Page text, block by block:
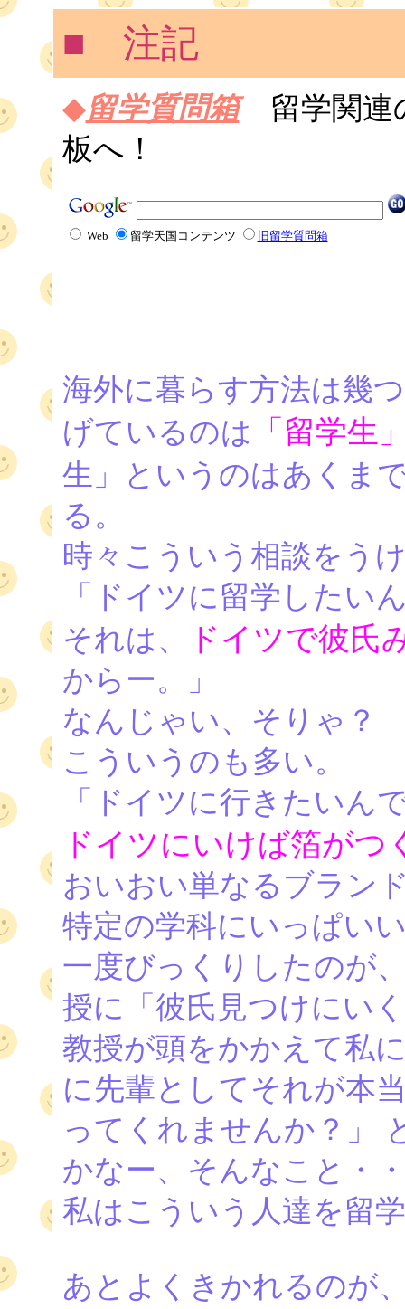
■ 注記
◆留学質問箱留学関連
板へ！
Web 留学天国コンテンツ 旧留学質問箱
海外に暮らす方法は幾
げているのは
「留学生
生」というのはあくま
る。
時々こういう相談をう
「ドイツに留学したい
それは、
ドイツで彼氏
からー。」
なんじゃい、そりゃ？
こういうのも多い。
「ドイツに行きたいん
ドイツにいけば箔がつ
おいおい単なるブラン
特定の学科にいっぱい
一度びっくりしたのが
授に「彼氏見つけにい
教授が頭をかかえて私
に先輩としてそれが本
ってくれませんか？」
かなー、そんなこと・
私はこういう人達を留
あとよくきかれるのが